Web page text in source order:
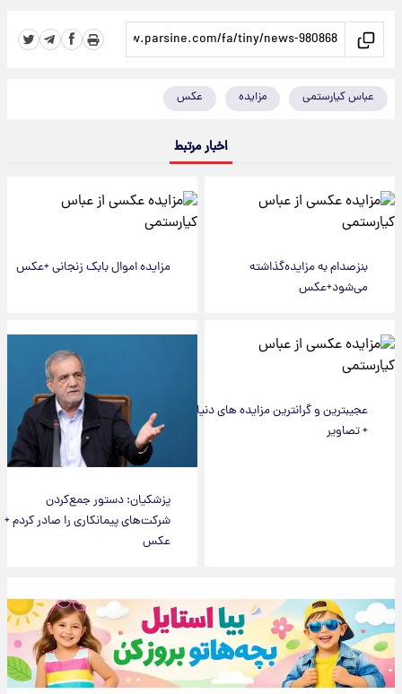
عباس کیارستمی مزایده عکس
اخبار مرتبط
بنزصدام به مزایده‌گذاشته
می‌شود+عکس
مزایده اموال بابک زنجانی +عکس
عجیبترین و گرانترین مزایده های دنیا
+ تصاویر
پزشکیان: دستور جمع‌کردن
شرکت‌های پیمانکاری را صادر کردم +
عکس